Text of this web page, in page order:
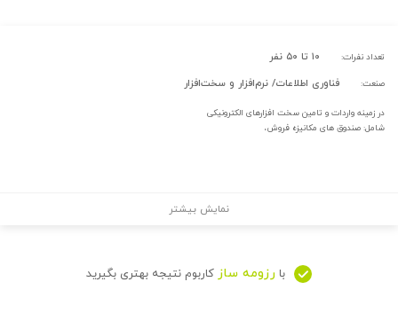
تعداد نفرات: ۱۰ تا ۵۰ نفر
صنعت: فناوری اطلاعات/ نرم‌افزار و سخت‌افزار
در زمینه واردات و تامین سخت افزارهای الکترونیکی
شامل: صندوق های مکانیزه فروش،
نمایش بیشتر
با رزومه ساز کاربوم نتیجه بهتری بگیرید